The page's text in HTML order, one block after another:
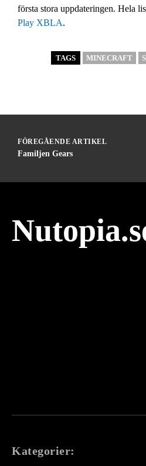
första stora uppdateringen. Hela
Play XBLA.
TAGS MINECRAFT
FÖREGÅENDE ARTIKEL
Familjen Gears
Kategorier: